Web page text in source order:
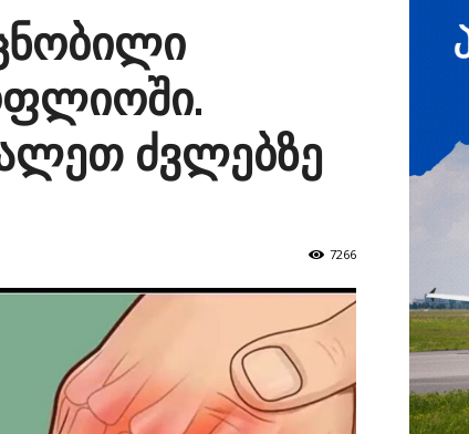
ძვლებზე
7266